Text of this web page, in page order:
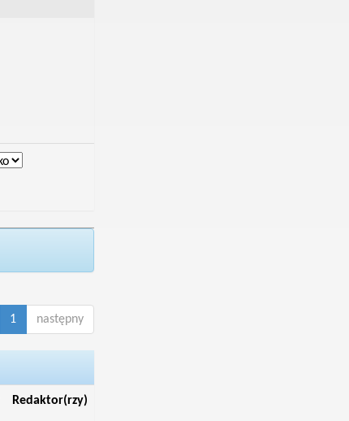
1 następny
Redaktor(rzy)